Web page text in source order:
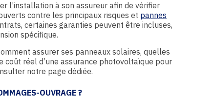
l’installation à son assureur afin de vérifier
contre les principaux risques et pannes
certaines garanties peuvent être incluses,
spécifique.
assurer ses panneaux solaires, quelles
coût réel d’une assurance photovoltaïque pour
notre page dédiée.
OUVRAGE ?